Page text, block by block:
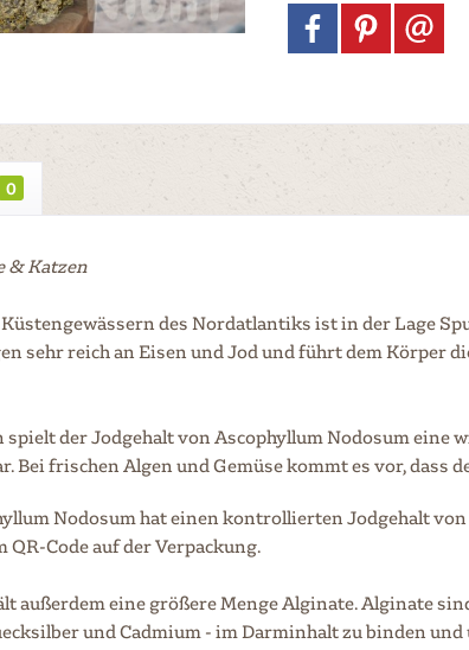
0
& Katzen
Küstengewässern des Nordatlantiks ist in der Lage
sehr reich an Eisen und Jod und führt dem Körper
der Jodgehalt von Ascophyllum Nodosum eine
Bei frischen Algen und Gemüse kommt es vor, dass
Nodosum hat einen kontrollierten Jodgehalt von
QR-Code auf der Verpackung.
außerdem eine größere Menge Alginate. Alginate
und Cadmium - im Darminhalt zu binden